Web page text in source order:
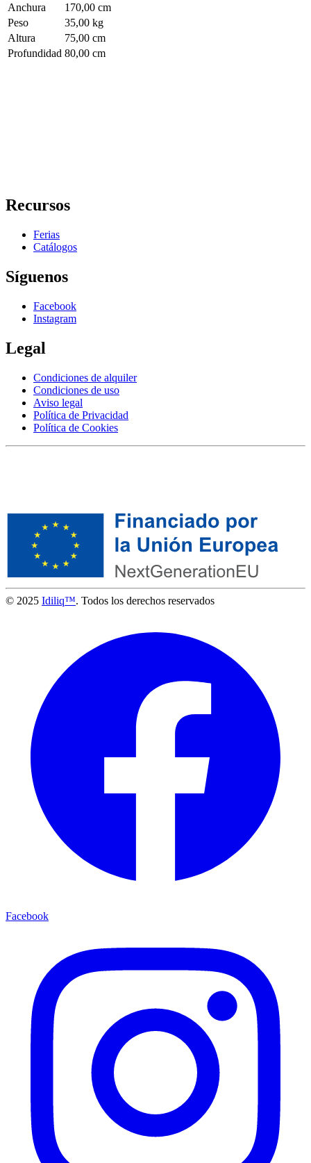
Anchura
170,00 cm
Peso
35,00 kg
Altura
75,00 cm
Profundidad 80,00 cm
Recursos
Ferias
Catálogos
Síguenos
Facebook
Instagram
Legal
Condiciones de alquiler
Condiciones de uso
Aviso legal
Política de Privacidad
Política de Cookies
© 2025 Idiliq™. Todos los derechos reservados
Facebook